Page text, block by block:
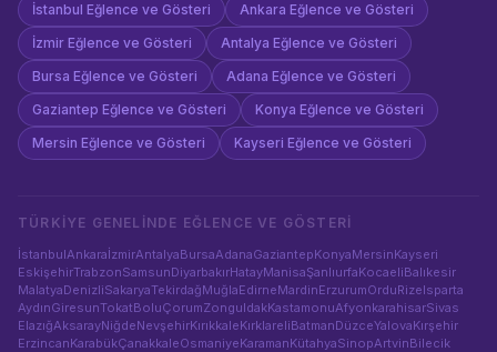
İstanbul Eğlence ve Gösteri Ankara Eğlence ve Gösteri
İzmir Eğlence ve Gösteri Antalya Eğlence ve Gösteri
Bursa Eğlence ve Gösteri Adana Eğlence ve Gösteri
Gaziantep Eğlence ve Gösteri Konya Eğlence ve Gösteri
Mersin Eğlence ve Gösteri Kayseri Eğlence ve Gösteri
TÜRKIYE GENELINDE EĞLENCE VE GÖSTERI
İstanbulAnkaraİzmirAntalyaBursaAdanaGaziantepKonyaMersinKayseri
EskişehirTrabzonSamsunDiyarbakırHatayManisaŞanlıurfaKocaeliBalıkesir
MalatyaDenizliSakaryaTekirdağMuğlaEdirneMardinErzurumOrduRizeIsparta
AydınGiresunTokatBoluÇorumZonguldakKastamonuAfyonkarahisarSivas
ElazığAksarayNiğdeNevşehirKırıkkaleKırklareliBatmanDüzceYalovaKırşehir
ErzincanKarabükÇanakkaleOsmaniyeKaramanKütahyaSinopArtvinBilecik